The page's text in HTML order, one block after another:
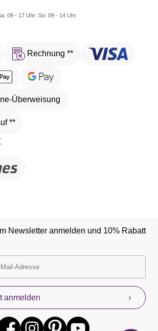
09 - 17 Uhr; So: 09 - 14 Uhr.
Rechnung **
Überweisung
**
Newsletter anmelden und 10% Rabatt
anmelden